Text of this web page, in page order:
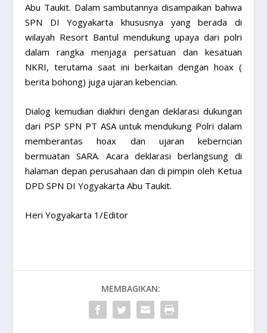
Abu Taukit. Dalam sambutannya disampaikan bahwa
SPN DI Yogyakarta khususnya yang berada di
wilayah Resort Bantul mendukung upaya dari polri
dalam rangka menjaga persatuan dan kesatuan
NKRI, terutama saat ini berkaitan dengan hoax (
berita bohong) juga ujaran kebencian.
Dialog kemudian diakhiri dengan deklarasi dukungan
dari PSP SPN PT ASA untuk mendukung Polri dalam
memberantas hoax dan ujaran keberncian
bermuatan SARA. Acara deklarasi berlangsung di
halaman depan perusahaan dan di pimpin oleh Ketua
DPD SPN DI Yogyakarta Abu Taukit.
Heri Yogyakarta 1/Editor
MEMBAGIKAN: